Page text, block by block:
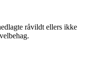
råvildt ellers ikke